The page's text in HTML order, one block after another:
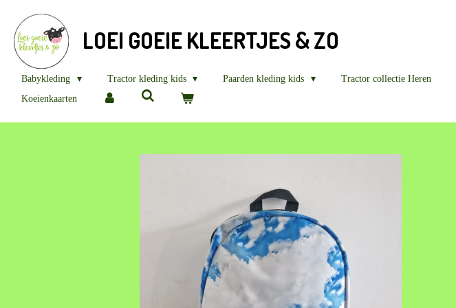
direct
naar
de
hoofdinhoud
LOEI GOEIE KLEERTJES & ZO
Babykleding Tractor kleding kids Paarden kleding kids Tractor collectie Heren
Koeienkaarten